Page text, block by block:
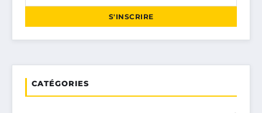
S'INSCRIRE
CATÉGORIES